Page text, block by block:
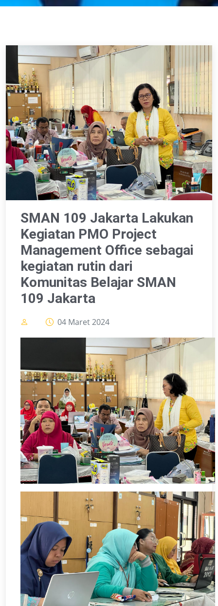
SMAN 109 Jakarta Lakukan
Kegiatan PMO Project
Management Office sebagai
kegiatan rutin dari
Komunitas Belajar SMAN
109 Jakarta
04 Maret 2024